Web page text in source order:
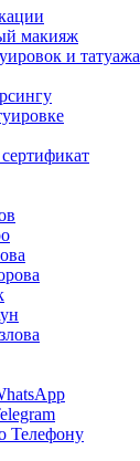
макияж
и татуажа
Телефону